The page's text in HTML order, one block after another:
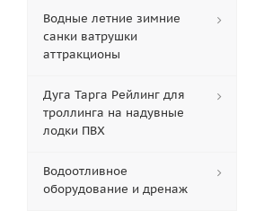
Водные летние зимние
санки ватрушки
аттракционы
Дуга Тарга Рейлинг для
троллинга на надувные
лодки ПВХ
Водоотливное
оборудование и дренаж